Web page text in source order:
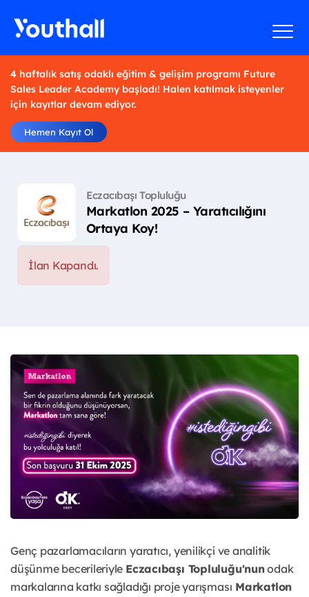
4 haftalık satış odaklı eğitim & gelişim programı Future
Sales Leader Academy başladı! Halen katılmak isteyenler
için kayıtlar devam ediyor.
Hemen Kayıt Ol
Eczacıbaşı Topluluğu
Markatlon 2025 – Yaratıcılığını
Ortaya Koy!
İlan Kapandı.
Genç pazarlamacıların yaratıcı, yenilikçi ve analitik
düşünme becerileriyle Eczacıbaşı Topluluğu'nunodak
markalarına katkı sağladığı proje yarışması Markatlon